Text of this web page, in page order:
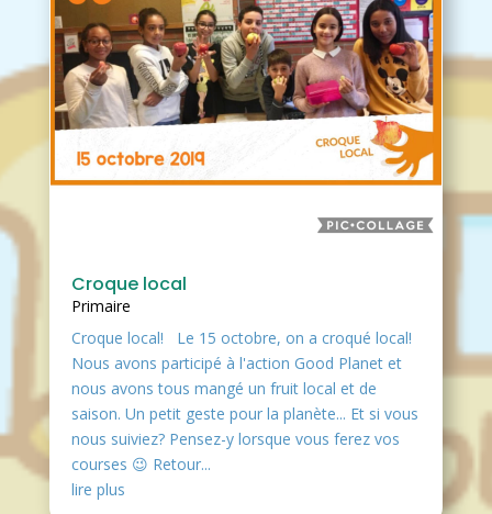
Croque local
Primaire
Croque local! Le 15 octobre, on a croqué local!
Nous avons participé à l'action Good Planet et
nous avons tous mangé un fruit local et de
saison. Un petit geste pour la planète... Et si vous
nous suiviez? Pensez-y lorsque vous ferez vos
courses 😉 Retour...
lire plus